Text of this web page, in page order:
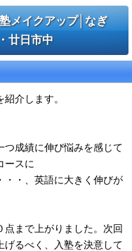
メイクアップ│なぎ
廿日市中
介します。
つ成績に伸び悩みを感じて
ースに
・・、英語に大きく伸びが
まで上がりました。次回
げるべく、入塾を決意して